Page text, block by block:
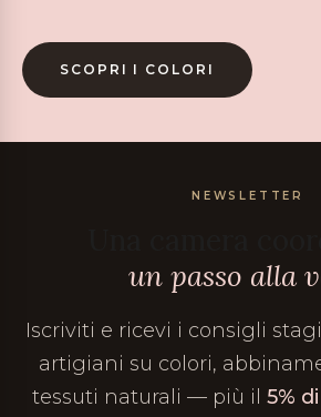
SCOPRI I COLORI
NEWSLETTER
un passo alla
Iscriviti e ricevi i consigli
artigiani su colori,
tessuti naturali — più il 5%